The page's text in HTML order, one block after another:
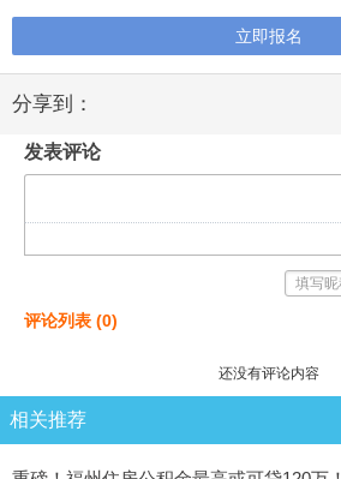
立即报名
分享到：
发表评论
评论列表 (0)
还没有评论内容
相关推荐